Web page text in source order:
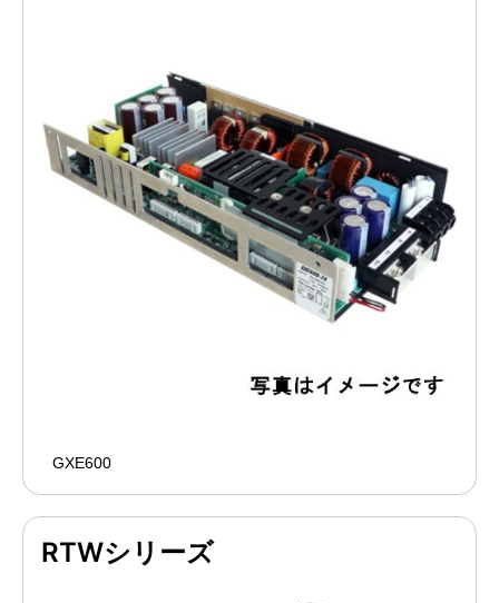
GXE600
RTWシリーズ